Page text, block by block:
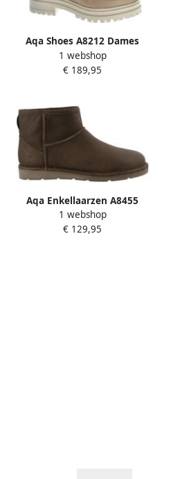
Aqa Shoes A8212 Dames
Veterboot Zwart Beige
1 webshop
€ 189,95
Aqa Enkellaarzen A8455
1 webshop
€ 129,95